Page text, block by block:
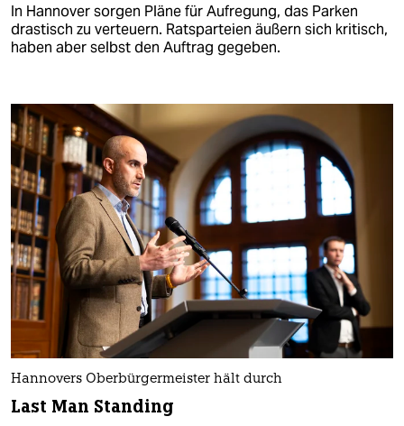
In Hannover sorgen Pläne für Aufregung, das Parken
drastisch zu verteuern. Ratsparteien äußern sich kritisch,
haben aber selbst den Auftrag gegeben.
Hannovers Oberbürgermeister hält durch
Last Man Standing